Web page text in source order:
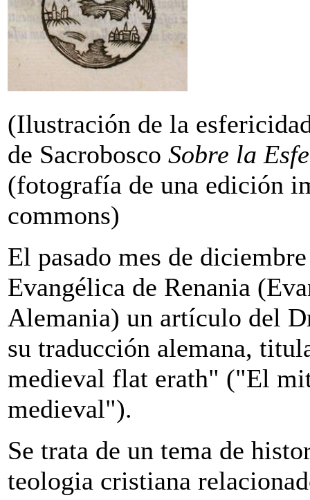
(Ilustración de la
de Sacrobosco Sobre la
(fotografía de una edición
commons)
El pasado mes de
Evangélica de Renania
Alemania) un artículo del
su traducción alemana,
medieval flat erath" ("El
medieval").
Se trata de un tema de
teologia cristiana